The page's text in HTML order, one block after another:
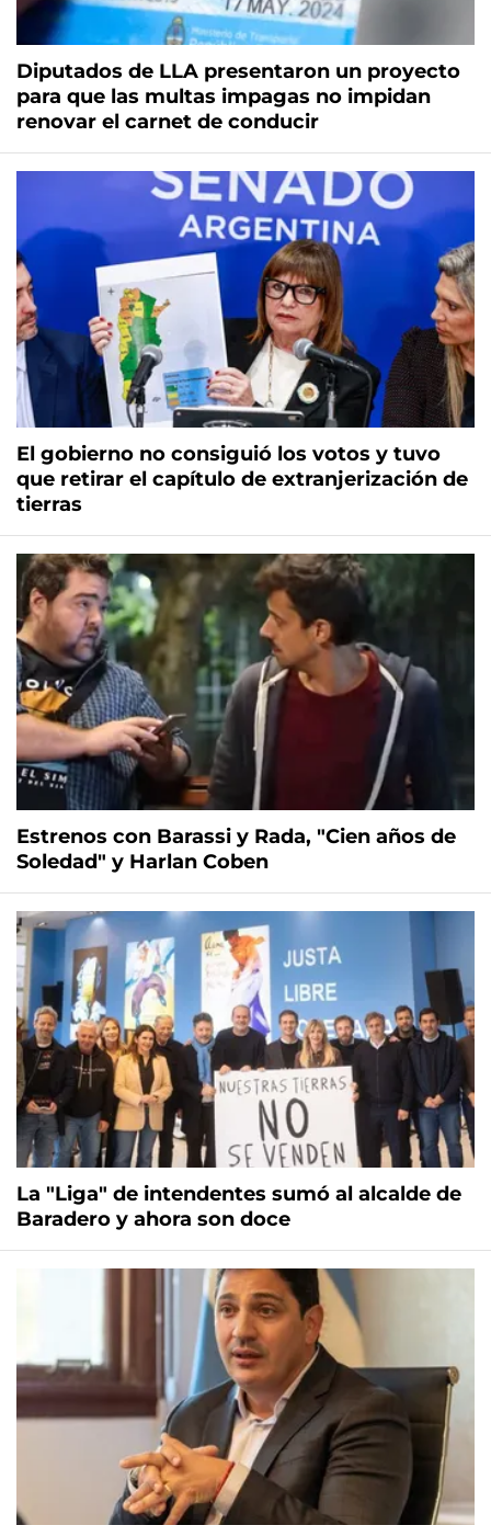
Diputados de LLA presentaron un proyecto
para que las multas impagas no impidan
renovar el carnet de conducir
El gobierno no consiguió los votos y tuvo
que retirar el capítulo de extranjerización de
tierras
Estrenos con Barassi y Rada, "Cien años de
Soledad" y Harlan Coben
La "Liga" de intendentes sumó al alcalde de
Baradero y ahora son doce